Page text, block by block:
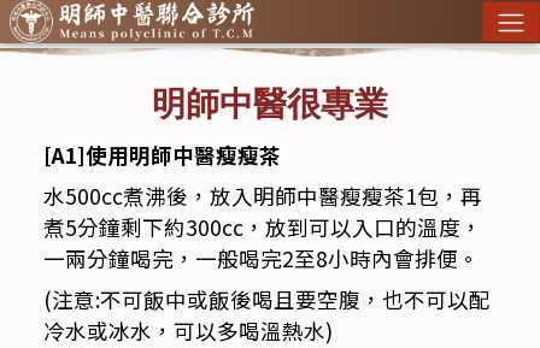
明師中醫很專業
[A1]使用明師中醫瘦瘦茶
水500cc煮沸後，放入明師中醫瘦瘦茶1包，再
煮5分鐘剩下約300cc，放到可以入口的溫度，
一兩分鐘喝完，一般喝完2至8小時內會排便。
(注意:不可飯中或飯後喝且要空腹，也不可以配
冷水或冰水，可以多喝溫熱水)